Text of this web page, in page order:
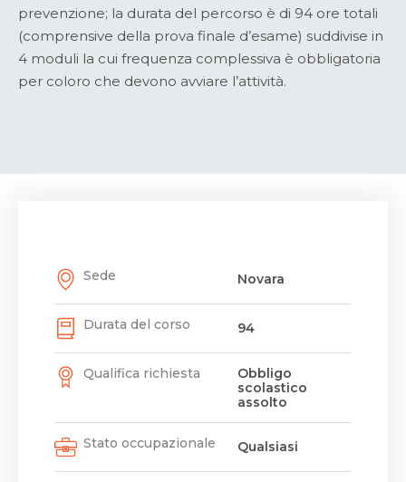
prevenzione; la durata del percorso è di 94 ore totali
(comprensive della prova finale d’esame) suddivise in
4 moduli la cui frequenza complessiva è obbligatoria
per coloro che devono avviare l’attività.
Sede Novara
Durata del corso 94
Qualifica richiesta
Obbligo
scolastico
assolto
Stato occupazionale Qualsiasi